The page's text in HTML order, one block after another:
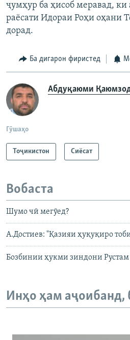
ҷумҳур ба ҳисоб меравад, ки
раёсати Идораи Роҳи оҳани
дорад.
Ба дигарон фиристед
Абдуқаюми
Гӯшаҳо
Тоҷикистон Сиёсат
Вобаста
Шумо чӣ мегӯед?
А.Достиев: "Қазияи ҳуқуқиро
Бозбинии ҳукми зиндони Рустам
Инҳо ҳам аҷоибанд,